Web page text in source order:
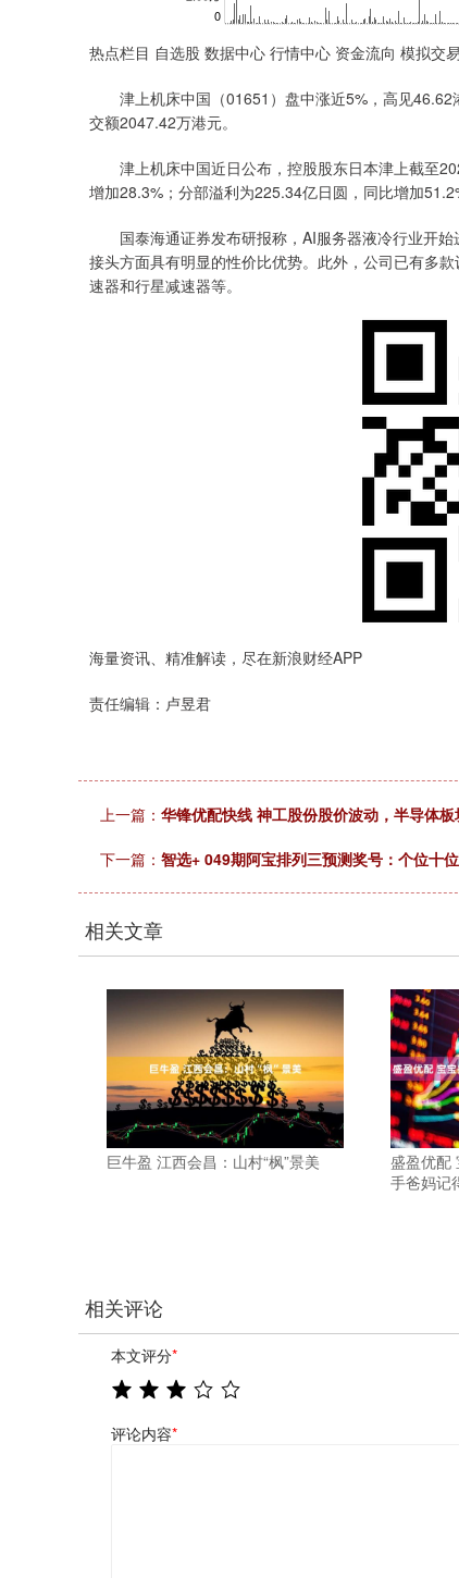
热点栏目 自选股 数据中心 行情中心 资金流向 模拟交
津上机床中国（01651）盘中涨近5%，高见46.62
交额2047.42万港元。
津上机床中国近日公布，控股股东日本津上截至
增加28.3%；分部溢利为225.34亿日圆，同比增加
国泰海通证券发布研报称，AI服务器液冷行业开始
接头方面具有明显的性价比优势。此外，公司已有多
速器和行星减速器等。
海量资讯、精准解读，尽在新浪财经APP
责任编辑：卢昱君
上一篇： 华锋优配快线 神工股份股价波动，半导体
下一篇： 智选+ 049期阿宝排列三预测奖号：个位十
相关文章
巨牛盈 江西会昌：山村“枫”景美
盛盈优配
手爸妈记
相关评论
本文评分*
评论内容*